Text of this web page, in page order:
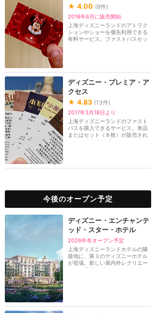
★ 4.00 (8件)
2018年6月に販売開始
上海ディズニーランドのアトラク
ションやショーを優先利用できる
有料サービス。ファストパスセッ
ディズニー・プレミア・ア
クセス
★ 4.83 (13件)
2017年3月18日より
上海ディズニーランドのファスト
パスを購入できるサービス。単品
またはセット（８枚）が販売され
ており、公式アプ...
今後のオープン予定
ディズニー・エンチャンテ
ッド・スター・ホテル
2026年冬オープン予定
上海ディズニーランドホテルの隣
接地に、第３のディズニーホテル
が登場。新しい屋内外レクリエー
ション設備やプロ...